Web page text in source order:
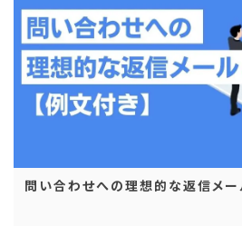
問い合わせへの理想的な返信メー